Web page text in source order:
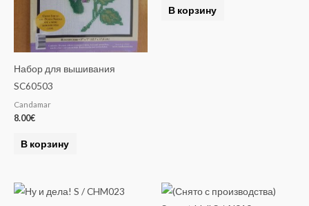
Набор для вышивания
SC60503
Candamar
8.00€
В корзину
В корзину